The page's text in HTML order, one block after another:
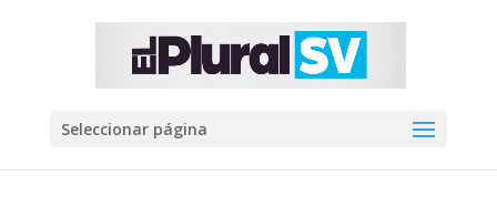
Seleccionar página